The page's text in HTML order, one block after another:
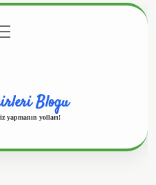
Blogu
yapmanın yolları!